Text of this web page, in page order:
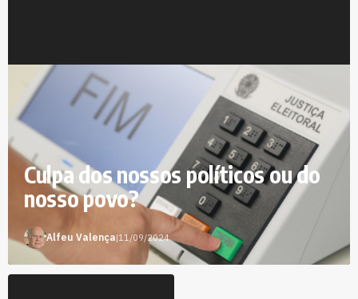
Culpa dos nossos políticos ou do
nosso povo?
Alfeu Valença|11/09/2024